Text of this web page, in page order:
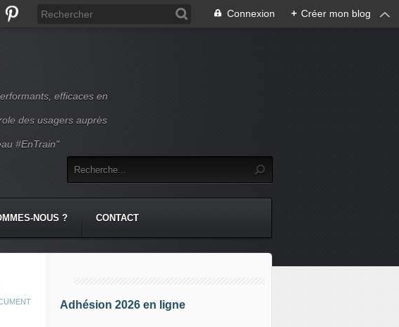
Connexion + Créer mon blog
efficaces en
des usagers auprès
#EnTrain"
NOUS ? CONTACT
Adhésion 2026 en ligne